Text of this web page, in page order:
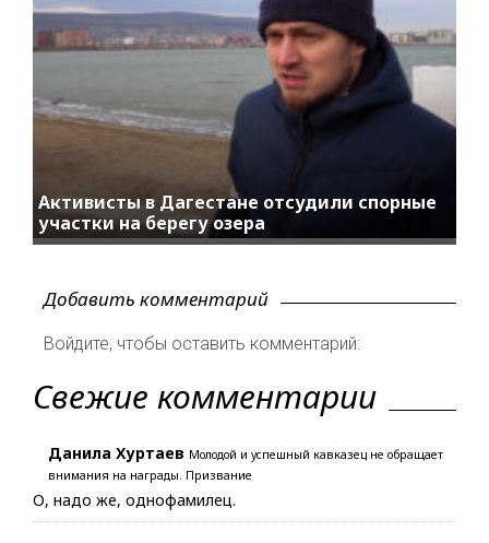
Активисты в Дагестане отсудили спорные
участки на берегу озера
Добавить комментарий
Войдите, чтобы оставить комментарий:
Свежие комментарии
Данила Хуртаев Молодой и успешный кавказец не обращает
внимания на награды. Призвание
О, надо же, однофамилец.